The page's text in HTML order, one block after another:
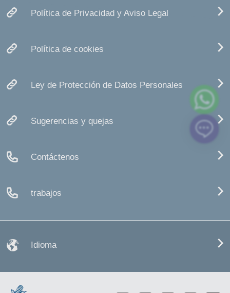
Política de Privacidad y Aviso Legal
Política de cookies
Ley de Protección de Datos Personales
Sugerencias y quejas
Contáctenos
trabajos
Idioma